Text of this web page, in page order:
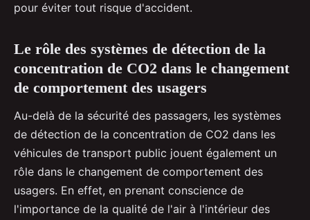
pour éviter tout risque d'accident.
Le rôle des systèmes de détection de la
concentration de CO2 dans le changement
de comportement des usagers
Au-delà de la sécurité des passagers, les systèmes
de détection de la concentration de CO2 dans les
véhicules de transport public jouent également un
rôle dans le changement de comportement des
usagers. En effet, en prenant conscience de
l'importance de la qualité de l'air à l'intérieur des